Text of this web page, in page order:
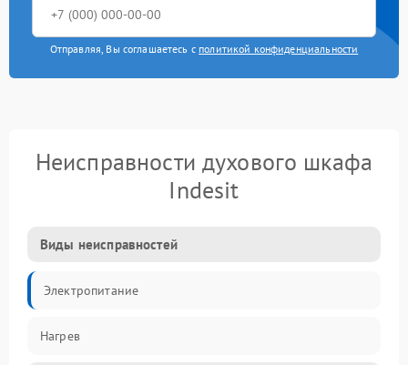
Отправляя, Вы соглашаетесь с политикой конфиденциальности
Неисправности духового шкафа
Indesit
Виды неисправностей
Электропитание
Нагрев